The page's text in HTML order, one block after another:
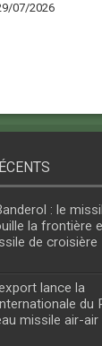
07/2026
: le
la frontière
de croisière
lance la
du
missile air-air